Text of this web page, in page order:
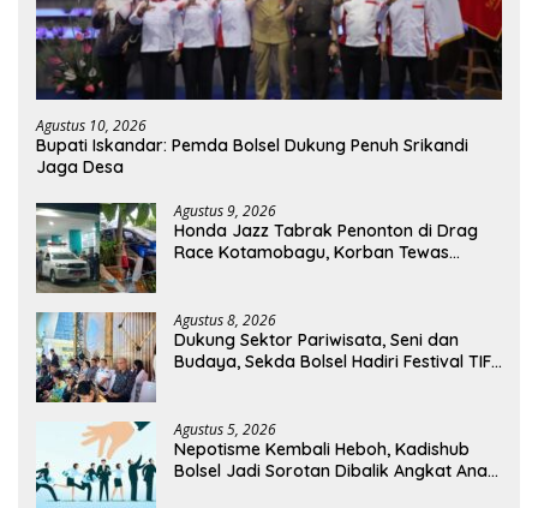
Agustus 10, 2026
Bupati Iskandar: Pemda Bolsel Dukung Penuh Srikandi
Jaga Desa
Agustus 9, 2026
Honda Jazz Tabrak Penonton di Drag
Race Kotamobagu, Korban Tewas
Agustus 8, 2026
Dukung Sektor Pariwisata, Seni dan
Budaya, Sekda Bolsel Hadiri Festival TIFF
Agustus 5, 2026
Nepotisme Kembali Heboh, Kadishub
Bolsel Jadi Sorotan Dibalik Angkat Anak